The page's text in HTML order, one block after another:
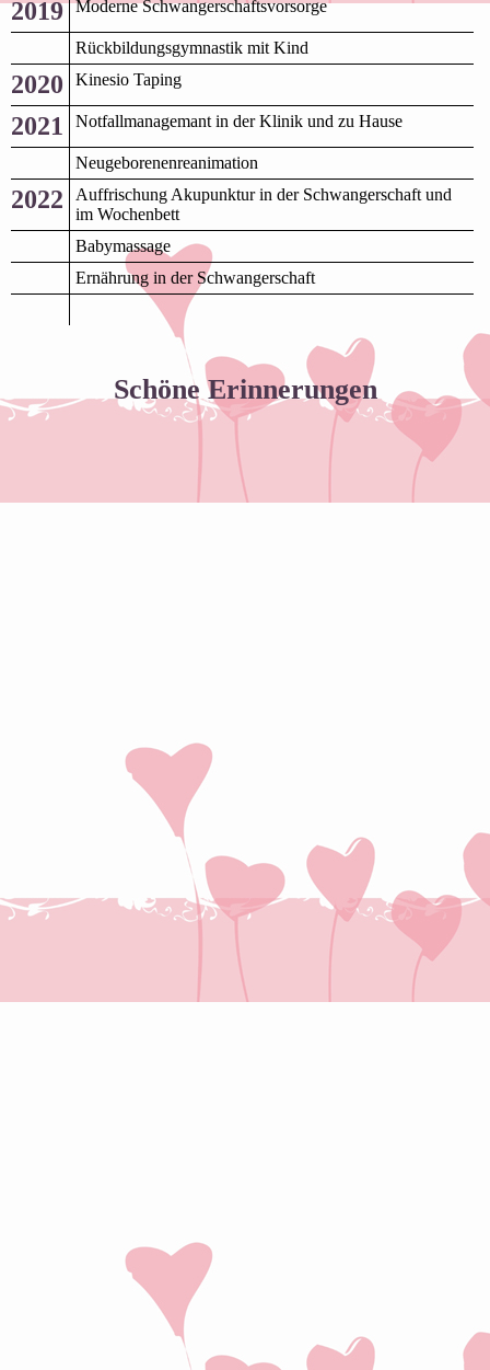
2019 Moderne Schwangerschaftsvorsorge
Rückbildungsgymnastik mit Kind
2020 Kinesio Taping
2021 Notfallmanagemant in der Klinik und zu Hause
Neugeborenenreanimation
2022
Auffrischung Akupunktur in der Schwangerschaft und
im Wochenbett
Babymassage
Ernährung in der Schwangerschaft
Schöne Erinnerungen